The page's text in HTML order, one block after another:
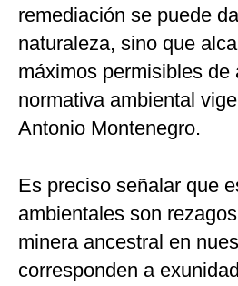
remediación se puede
naturaleza, sino que
máximos permisibles de
normativa ambiental
Antonio Montenegro.
Es preciso señalar que
ambientales son
minera ancestral en
corresponden a